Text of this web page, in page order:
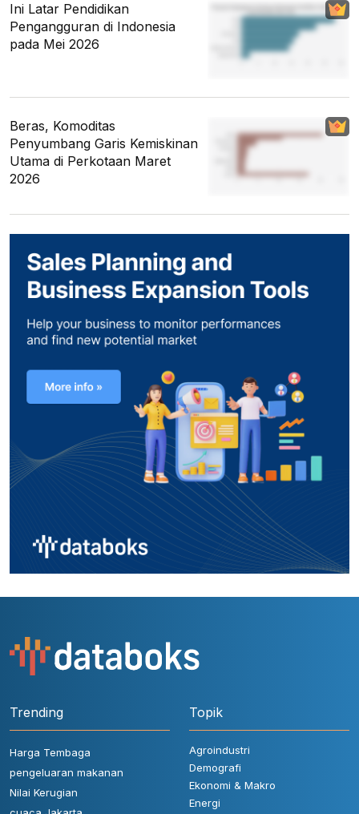
Ini Latar Pendidikan
Pengangguran di Indonesia
pada Mei 2026
Beras, Komoditas
Penyumbang Garis Kemiskinan
Utama di Perkotaan Maret
2026
Trending
Harga Tembaga
pengeluaran makanan
Nilai Kerugian
Topik
Agroindustri
Demografi
Ekonomi & Makro
Energi